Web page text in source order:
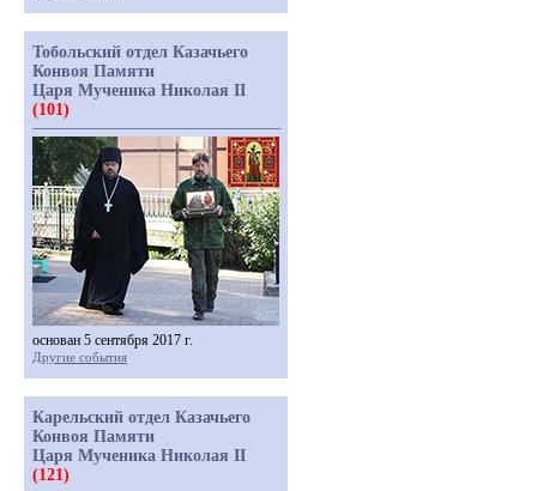
Тобольский отдел Казачьего
Конвоя Памяти
Царя Мученика Николая II
(101)
основан 5 сентября 2017 г.
Другие события
Карельский отдел Казачьего
Конвоя Памяти
Царя Мученика Николая II
(121)